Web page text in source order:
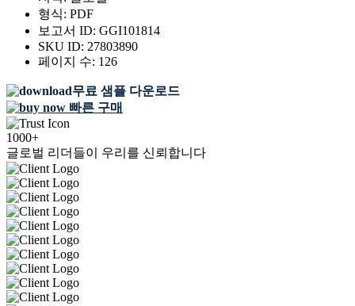
형식: PDF
보고서 ID: GGI101814
SKU ID: 27803890
페이지 수: 126
무료 샘플 다운로드
빠른 구매
1000+
글로벌 리더들이 우리를 신뢰합니다